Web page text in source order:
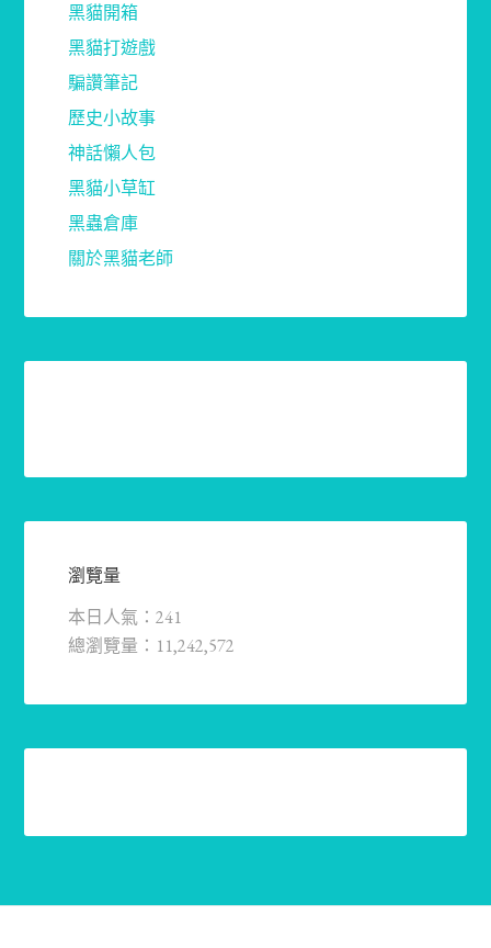
黑貓開箱
黑貓打遊戲
騙讚筆記
歷史小故事
神話懶人包
黑貓小草缸
黑蟲倉庫
關於黑貓老師
瀏覽量
本日人氣：241
總瀏覽量：11,242,572